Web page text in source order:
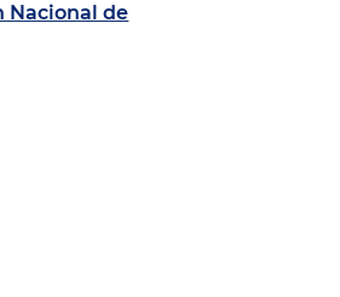
Nacional de